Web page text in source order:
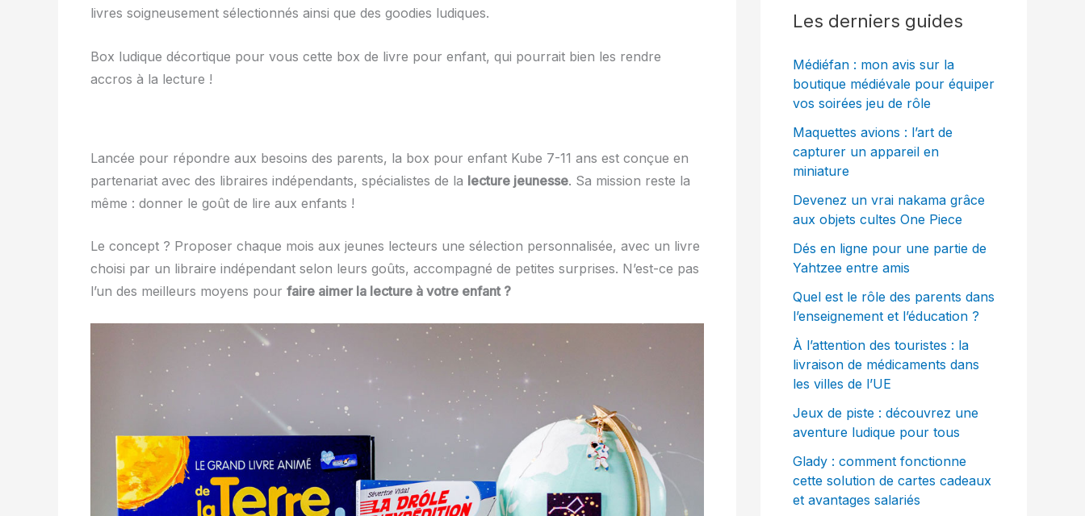
livres soigneusement sélectionnés ainsi que des goodies ludiques.
Box ludique décortique pour vous cette box de livre pour enfant, qui pourrait bien les rendre
accros à la lecture !
Lancée pour répondre aux besoins des parents, la box pour enfant Kube 7-11 ans est conçue en
partenariat avec des libraires indépendants, spécialistes de la lecture jeunesse. Sa mission reste la
même : donner le goût de lire aux enfants !
Le concept ? Proposer chaque mois aux jeunes lecteurs une sélection personnalisée, avec un livre
choisi par un libraire indépendant selon leurs goûts, accompagné de petites surprises. N’est-ce pas
l’un des meilleurs moyens pour faire aimer la lecture à votre enfant ?
Les derniers guides
Médiéfan : mon avis sur la
boutique médiévale pour équiper
vos soirées jeu de rôle
Maquettes avions : l’art de
capturer un appareil en
miniature
Devenez un vrai nakama grâce
aux objets cultes One Piece
Dés en ligne pour une partie de
Yahtzee entre amis
Quel est le rôle des parents dans
l’enseignement et l’éducation ?
À l’attention des touristes : la
livraison de médicaments dans
les villes de l’UE
Jeux de piste : découvrez une
aventure ludique pour tous
Glady : comment fonctionne
cette solution de cartes cadeaux
et avantages salariés